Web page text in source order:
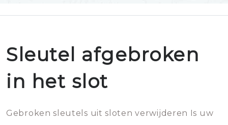
Sleutel afgebroken
in het slot
Gebroken sleutels uit sloten verwijderen Is uw